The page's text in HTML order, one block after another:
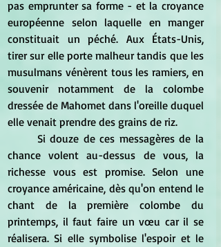
pas emprunter sa forme - et la croyance
européenne selon laquelle en manger
constituait un péché. Aux États-Unis,
tirer sur elle porte malheur tandis que les
musulmans vénèrent tous les ramiers, en
souvenir notamment de la colombe
dressée de Mahomet dans l'oreille duquel
elle venait prendre des grains de riz.
chance volent au-dessus de vous, la
richesse vous est promise. Selon une
croyance américaine, dès qu'on entend le
chant de la première colombe du
printemps, il faut faire un vœu car il se
réalisera. Si elle symbolise l'espoir et le